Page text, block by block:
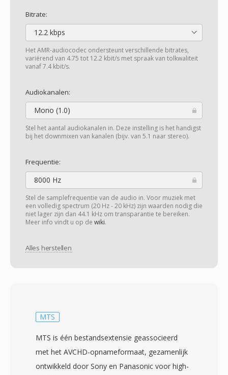
Bitrate:
12.2 kbps
Het AMR-audiocodec ondersteunt verschillende bitrates,
variërend van 4.75 tot 12.2 kbit/s met spraak van tolkwaliteit
vanaf 7.4 kbit/s.
Audiokanalen:
Mono (1.0)
Stel het aantal audiokanalen in. Deze instelling is het handigst
bij het downmixen van kanalen (bijv. van 5.1 naar stereo).
Frequentie:
8000 Hz
Stel de samplefrequentie van de audio in. Voor muziek met
een volledig spectrum (20 Hz - 20 kHz) zijn waarden nodig die
niet lager zijn dan 44.1 kHz om transparantie te bereiken.
Meer info vindt u op de wiki.
Alles herstellen
MTS
MTS is één bestandsextensie geassocieerd
met het AVCHD-opnameformaat, gezamenlijk
ontwikkeld door Sony en Panasonic voor high-